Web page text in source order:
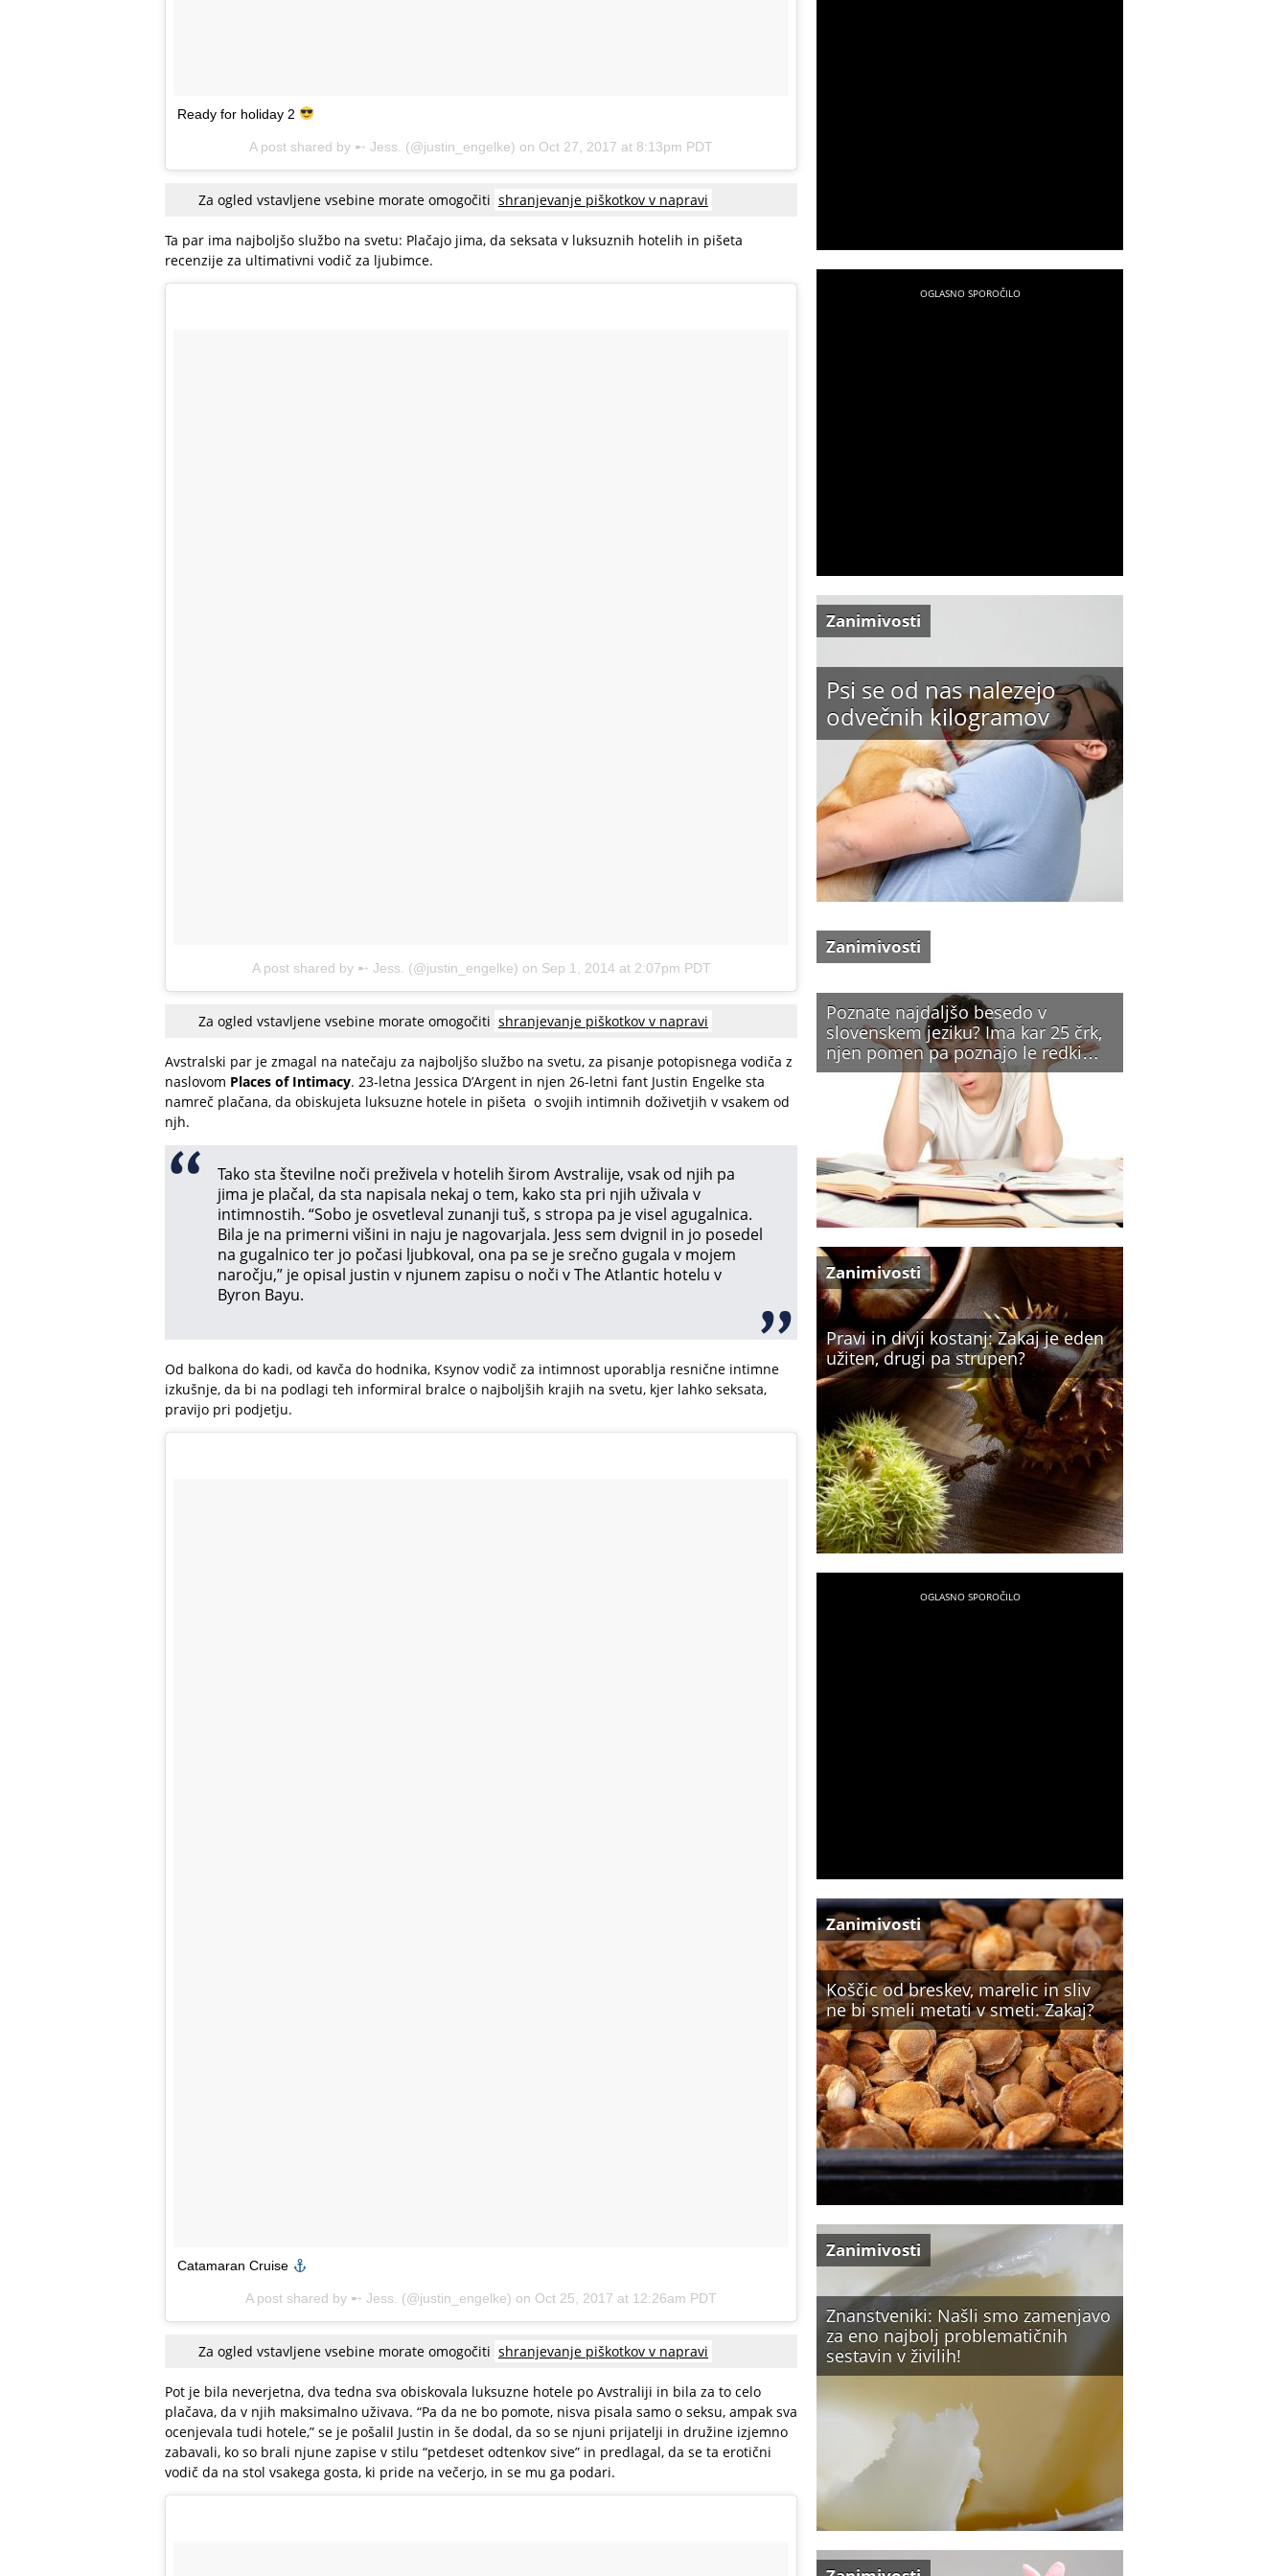
Ready for holiday 2
A post shared by ➸ Jess. (@justin_engelke) on Oct 27, 2017 at 8:13pm PDT
Za ogled vstavljene vsebine morate omogočiti shranjevanje piškotkov v napravi
Ta par ima najboljšo službo na svetu: Plačajo jima, da seksata v luksuznih hotelih in pišeta
recenzije za ultimativni vodič za ljubimce.
A post shared by ➸ Jess. (@justin_engelke) on Sep 1, 2014 at 2:07pm PDT
Za ogled vstavljene vsebine morate omogočiti shranjevanje piškotkov v napravi
Avstralski par je zmagal na natečaju za najboljšo službo na svetu, za pisanje potopisnega vodiča z
naslovom Places of Intimacy. 23-letna Jessica D’Argent in njen 26-letni fant Justin Engelke sta
namreč plačana, da obiskujeta luksuzne hotele in pišeta o svojih intimnih doživetjih v vsakem od
njh.
Tako sta številne noči preživela v hotelih širom Avstralije, vsak od njih pa
jima je plačal, da sta napisala nekaj o tem, kako sta pri njih uživala v
intimnostih. “Sobo je osvetleval zunanji tuš, s stropa pa je visel agugalnica.
Bila je na primerni višini in naju je nagovarjala. Jess sem dvignil in jo posedel
na gugalnico ter jo počasi ljubkoval, ona pa se je srečno gugala v mojem
naročju,” je opisal justin v njunem zapisu o noči v The Atlantic hotelu v
Byron Bayu.
Od balkona do kadi, od kavča do hodnika, Ksynov vodič za intimnost uporablja resnične intimne
izkušnje, da bi na podlagi teh informiral bralce o najboljših krajih na svetu, kjer lahko seksata,
pravijo pri podjetju.
Catamaran Cruise
A post shared by ➸ Jess. (@justin_engelke) on Oct 25, 2017 at 12:26am PDT
Za ogled vstavljene vsebine morate omogočiti shranjevanje piškotkov v napravi
Pot je bila neverjetna, dva tedna sva obiskovala luksuzne hotele po Avstraliji in bila za to celo
plačava, da v njih maksimalno uživava. “Pa da ne bo pomote, nisva pisala samo o seksu, ampak sva
ocenjevala tudi hotele,” se je pošalil Justin in še dodal, da so se njuni prijatelji in družine izjemno
zabavali, ko so brali njune zapise v stilu “petdeset odtenkov sive” in predlagal, da se ta erotični
vodič da na stol vsakega gosta, ki pride na večerjo, in se mu ga podari.
Psi se od nas nalezejo
odvečnih kilogramov
Zanimivosti
Poznate najdaljšo besedo v
slovenskem jeziku? Ima kar 25 črk,
njen pomen pa poznajo le redki…
Zanimivosti
Pravi in divji kostanj: Zakaj je eden
užiten, drugi pa strupen?
Zanimivosti
Koščic od breskev, marelic in sliv
ne bi smeli metati v smeti. Zakaj?
Zanimivosti
Znanstveniki: Našli smo zamenjavo
za eno najbolj problematičnih
sestavin v živilih!
Zanimivosti